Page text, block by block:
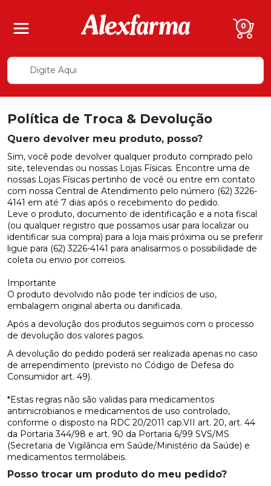
0
Política de Troca & Devolução
Quero devolver meu produto, posso?
Sim, você pode devolver qualquer produto comprado pelo
site, televendas ou nossas Lojas Físicas. Encontre uma de
nossas Lojas Físicas pertinho de você ou entre em contato
com nossa Central de Atendimento pelo número (62) 3226-
4141 em até 7 dias após o recebimento do pedido.
Leve o produto, documento de identificação e a nota fiscal
(ou qualquer registro que possamos usar para localizar ou
identificar sua compra) para a loja mais próxima ou se preferir
ligue para (62) 3226-4141 para analisarmos o possibilidade de
coleta ou envio por correios.
Importante
O produto devolvido não pode ter indícios de uso,
embalagem original aberta ou danificada.
Após a devolução dos produtos seguimos com o processo
de devolução dos valores pagos.
A devolução do pedido poderá ser realizada apenas no caso
de arrependimento (previsto no Código de Defesa do
Consumidor art. 49).
*Estas regras não são validas para medicamentos
antimicrobianos e medicamentos de uso controlado,
conforme o disposto na RDC 20/2011 cap.VII art. 20, art. 44
da Portaria 344/98 e art. 90 da Portaria 6/99 SVS/MS
(Secretaria de Vigilância em Saúde/Ministério da Saúde) e
medicamentos termolábeis.
Posso trocar um produto do meu pedido?